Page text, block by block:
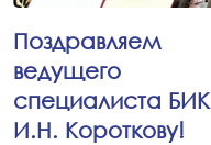
Поздравляем
ведущего
специалиста БИК
И.Н. Короткову!